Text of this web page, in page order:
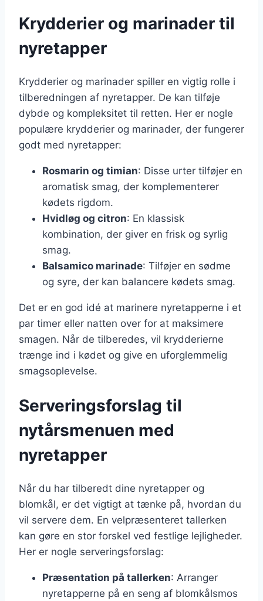
Krydderier og marinader til
nyretapper
Krydderier og marinader spiller en vigtig rolle i
tilberedningen af nyretapper. De kan tilføje
dybde og kompleksitet til retten. Her er nogle
populære krydderier og marinader, der fungerer
godt med nyretapper:
Rosmarin og timian: Disse urter tilføjer en
aromatisk smag, der komplementerer
kødets rigdom.
Hvidløg og citron: En klassisk
kombination, der giver en frisk og syrlig
smag.
Balsamico marinade: Tilføjer en sødme
og syre, der kan balancere kødets smag.
Det er en god idé at marinere nyretapperne i et
par timer eller natten over for at maksimere
smagen. Når de tilberedes, vil krydderierne
trænge ind i kødet og give en uforglemmelig
smagsoplevelse.
Serveringsforslag til
nytårsmenuen med
nyretapper
Når du har tilberedt dine nyretapper og
blomkål, er det vigtigt at tænke på, hvordan du
vil servere dem. En velpræsenteret tallerken
kan gøre en stor forskel ved festlige lejligheder.
Her er nogle serveringsforslag:
Præsentation på tallerken: Arranger
nyretapperne på en seng af blomkålsmos